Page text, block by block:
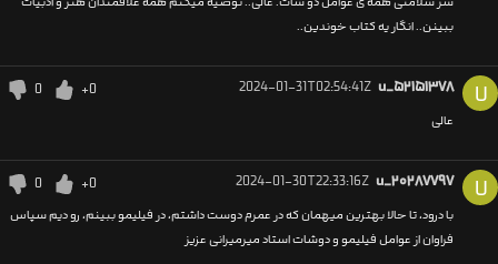
ببینن.. انگار یه کتاب خوندین..
U u_۵۲۱۵۱۳۷۸ 2024-01-31T02:54:41Z
+0
0
عالی
U u_۲۰۲۸۷۷۹۷ 2024-01-30T22:33:16Z
+0
0
با درود، تا حالا بهترین میهمان که در عمرم دوست داشتم، در فیلیمو ببینم، رو دیم سپاس
فراوان از عوامل فیلیمو و دوشات استاد میرمیرانی عزیز